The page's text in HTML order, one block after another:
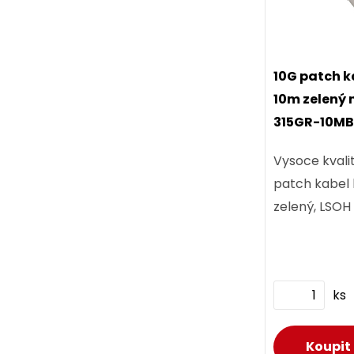
10G patch
10m
315GR-10MB
Vysoce
patch kabel
zelený,
ks